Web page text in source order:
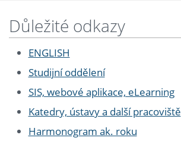
Důležité odkazy
ENGLISH
Studijní oddělení
SIS, webové aplikace, eLearning
Katedry, ústavy a další pracoviště
Harmonogram ak. roku